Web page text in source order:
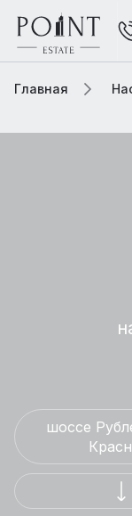
Главная
шоссе